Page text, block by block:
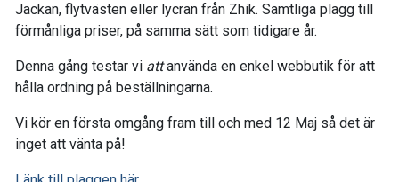
Jackan, flytvästen eller lycran från Zhik. Samtliga plagg till
förmånliga priser, på samma sätt som tidigare år.
Denna gång testar vi attanvända en enkel webbutik för att
hålla ordning på beställningarna.
Vi kör en första omgång fram till och med 12 Maj så det är
inget att vänta på!